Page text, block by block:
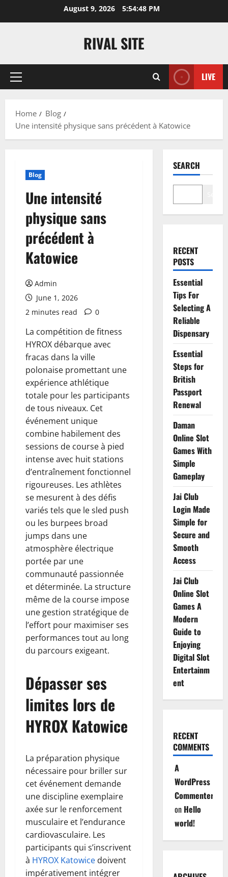
August 9, 2026 5:54:49 PM
RIVAL SITE
Primary
LIVE
Home
Blog
Une intensité physique sans précédent à Katowice
Blog
Une intensité
physique sans
précédent à
Katowice
Admin
June 1, 2026
2 minutes read
0
La compétition de fitness
HYROX débarque avec
fracas dans la ville
polonaise promettant une
expérience athlétique
totale pour les participants
de tous niveaux. Cet
événement unique
combine habilement des
sessions de course à pied
intense avec huit stations
d’entraînement fonctionnel
rigoureuses. Les athlètes
se mesurent à des défis
variés tels que le sled push
ou les burpees broad
jumps dans une
atmosphère électrique
portée par une
communauté passionnée
et déterminée. La structure
même de la course impose
une gestion stratégique de
l’effort pour maximiser ses
performances tout au long
du parcours exigeant.
Dépasser ses
limites lors de
HYROX Katowice
La préparation physique
nécessaire pour briller sur
cet événement demande
une discipline exemplaire
axée sur le renforcement
musculaire et l’endurance
cardiovasculaire. Les
participants qui s’inscrivent
à HYROX Katowice doivent
impérativement intégrer
SEARCH
RECENT
POSTS
Essential
Tips For
Selecting A
Reliable
Dispensary
Essential
Steps for
British
Passport
Renewal
Daman
Online Slot
Games With
Simple
Gameplay
Jai Club
Login Made
Simple for
Secure and
Smooth
Access
Jai Club
Online Slot
Games A
Modern
Guide to
Enjoying
Digital Slot
Entertainm
ent
RECENT
COMMENTS
A
WordPress
Commenter
on Hello
world!